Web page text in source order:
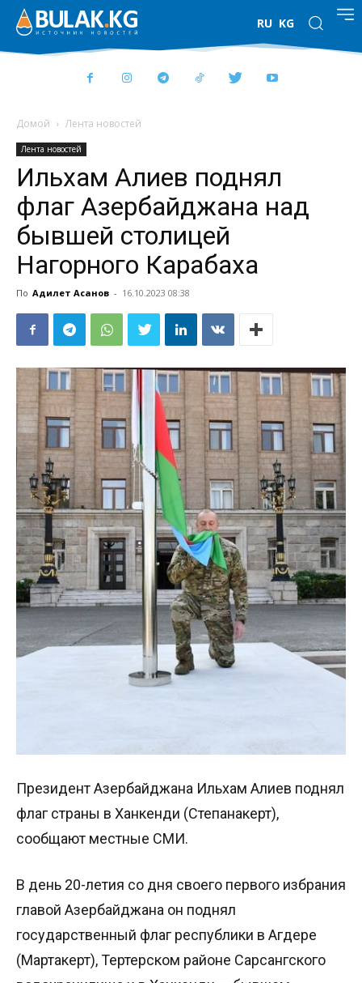
RU KG
Домой Лента новостей
Лента новостей
Ильхам Алиев поднял
флаг Азербайджана над
бывшей столицей
Нагорного Карабаха
По Адилет Асанов - 16.10.2023 08:38
Президент Азербайджана Ильхам Алиев поднял
флаг страны в Ханкенди (Степанакерт),
сообщают местные СМИ.
В день 20-летия со дня своего первого избрания
главой Азербайджана он поднял
государственный флаг республики в Агдере
(Мартакерт), Тертерском районе Сарсангского